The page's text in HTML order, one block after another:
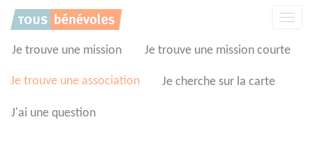
Je trouve une mission Je trouve une mission courte
Je trouve une association Je cherche sur la carte
J'ai une question
Panneau de gestion des cookies